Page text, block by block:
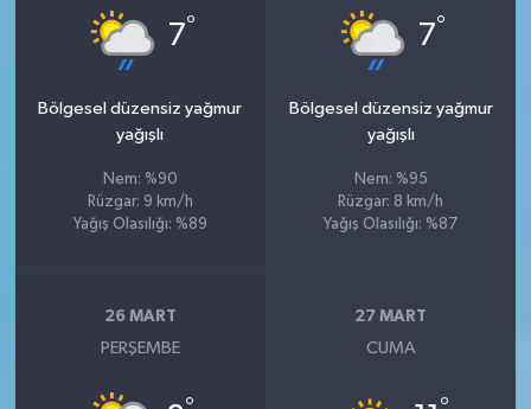
7°
Bölgesel düzensiz yağmur
yağışlı
Nem: %90
Rüzgar: 9 km/h
Yağış Olasılığı: %89
7°
Bölgesel düzensiz yağmur
yağışlı
Nem: %95
Rüzgar: 8 km/h
Yağış Olasılığı: %87
26 MART
PERŞEMBE
27 MART
CUMA